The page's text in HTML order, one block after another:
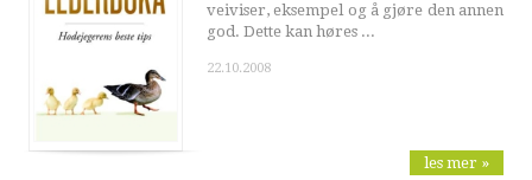
veiviser, eksempel og å gjøre den annen
god. Dette kan høres ...
22.10.2008
les mer »